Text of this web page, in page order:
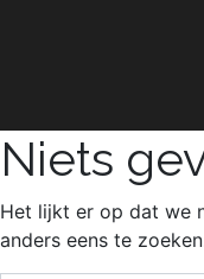
Niets
Het lijkt er op dat we
anders eens te